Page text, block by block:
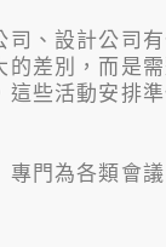
、設計公司
差別，而是
些活動安排
門為各類會